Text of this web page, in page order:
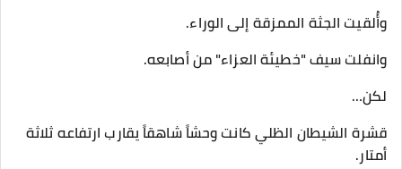
وأُلقيت الجثة الممزقة إلى الوراء.
وانفلت سيف "خطيئة العزاء" من أصابعه.
لكن…
قشرة الشيطان الظلي كانت وحشاً شاهقاً يقارب ارتفاعه ثلاثة
أمتار.